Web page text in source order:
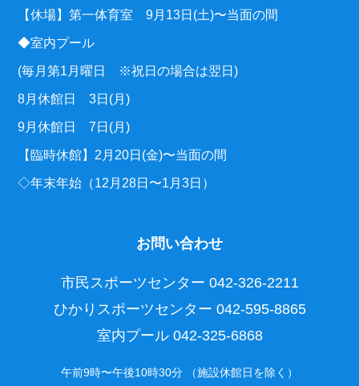
【休場】第一体育室 9月13日(土)〜当面の間
◆室内プール
(毎月第1月曜日 ※祝日の場合は翌日)
8月休館日 3日(月)
9月休館日 7日(月)
【臨時休館】2月20日(金)〜当面の間
◇年末年始（12月28日〜1月3日）
お問い合わせ
市民スポーツセンター 042-326-2211
ひかりスポーツセンター 042-595-8865
室内プール 042-325-6868
午前9時〜午後10時30分 （施設休館日を除く）